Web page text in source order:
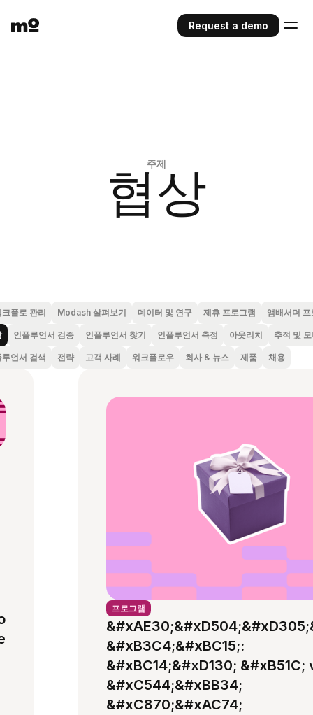
Request a demo
주제
협상
크플로 관리 Modash 살펴보기 데이터 및 연구 제휴 프로그램 앰배서더
인플루언서 검증 인플루언서 찾기 인플루언서 측정 아웃리치 추적 및
루언서 검색 전략 고객 사례 워크플로우 회사 & 뉴스 제품 채용
프로그램
&#xB3C4;&#xBC15;:
&#xBC14;&#xD130; &#xB51C;
&#xC544;&#xBB34;
&#xC870;&#xAC74;